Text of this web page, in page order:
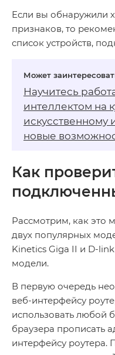
Если вы обнаружили
признаков, то
список устройств,
Научитесь
интеллектом на
искусственному
новые
Как
Рассмотрим, как это
двух популярных
Kinetics Giga II и D-
модели.
В первую очередь
веб-интерфейсу
использовать любой
браузера прописать
интерфейсу роутера.